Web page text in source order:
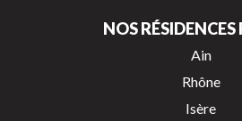
NOS RÉSIDENCES
Ain
Rhône
Isère